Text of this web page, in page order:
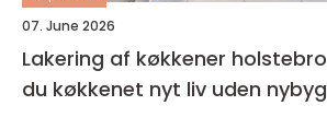
07. June 2026
Lakering af køkkener holstebro sådan giver
du køkkenet nyt liv uden nybyg